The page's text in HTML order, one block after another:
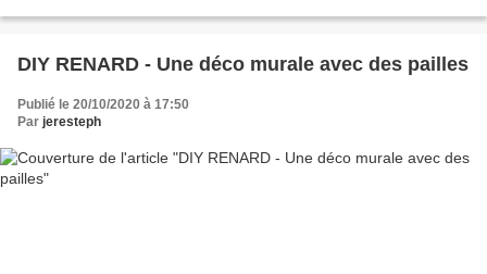
DIY RENARD - Une déco murale avec des pailles
Publié le 20/10/2020 à 17:50
Par jeresteph